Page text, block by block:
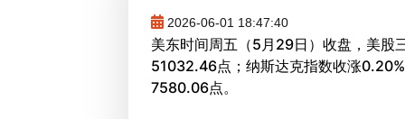
2026-06-01 18:47:40
美东时间周五（5月29日）收盘，美股
51032.46点；纳斯达克指数收涨
7580.06点。